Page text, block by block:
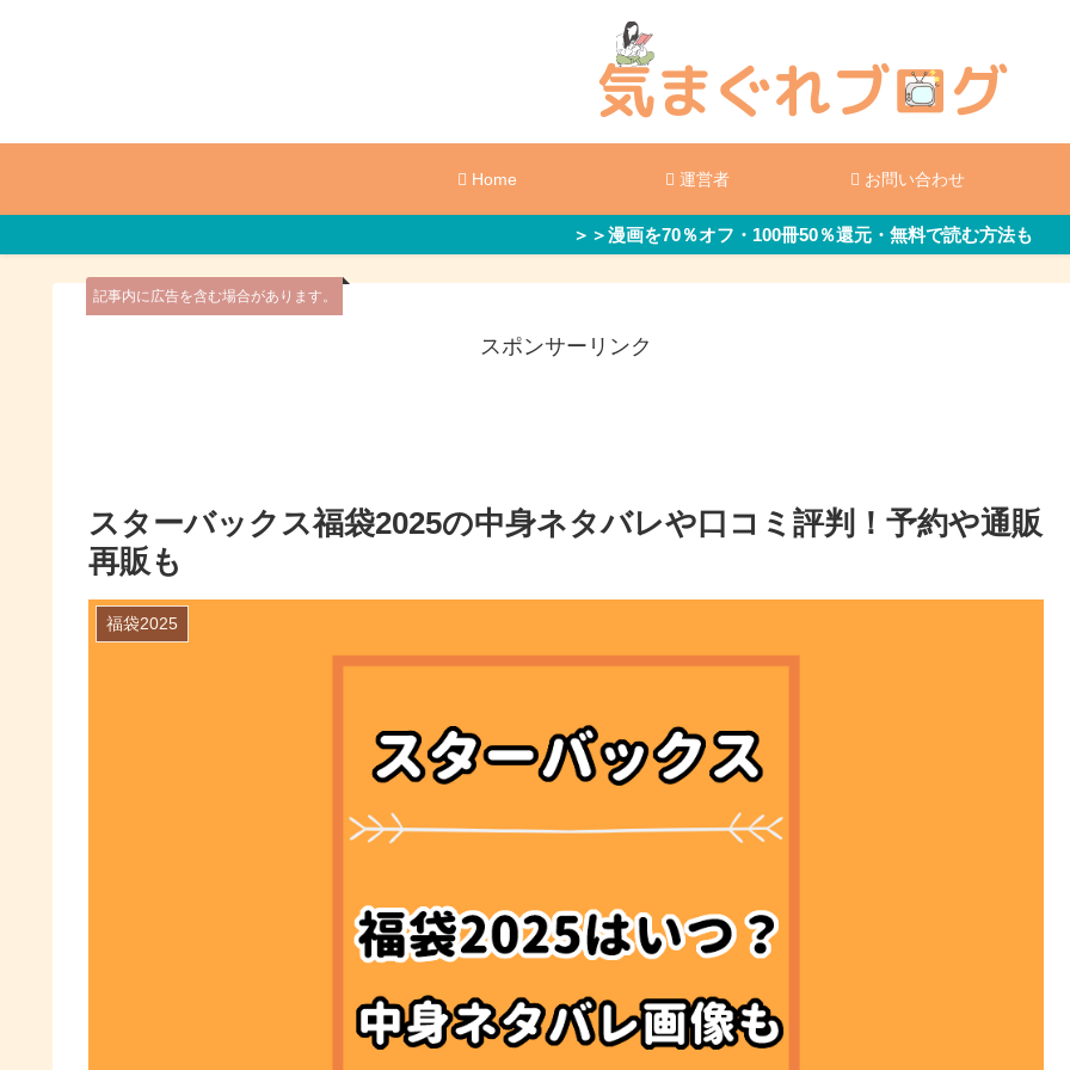
Home 運営者 お問い合わせ
＞＞漫画を70％オフ・100冊50％還元・無料で読む方法も
記事内に広告を含む場合があります。
スポンサーリンク
スターバックス福袋2025の中身ネタバレや口コミ評判！予約や通販
再販も
福袋2025